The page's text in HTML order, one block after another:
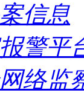
信息
警平
络监